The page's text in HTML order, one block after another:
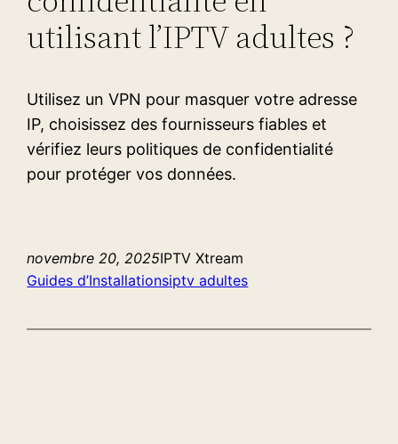
utilisant l’IPTV adultes ?
Utilisez un VPN pour masquer votre adresse
IP, choisissez des fournisseurs fiables et
vérifiez leurs politiques de confidentialité
pour protéger vos données.
novembre 20, 2025IPTV Xtream
Guides d’Installationsiptv adultes